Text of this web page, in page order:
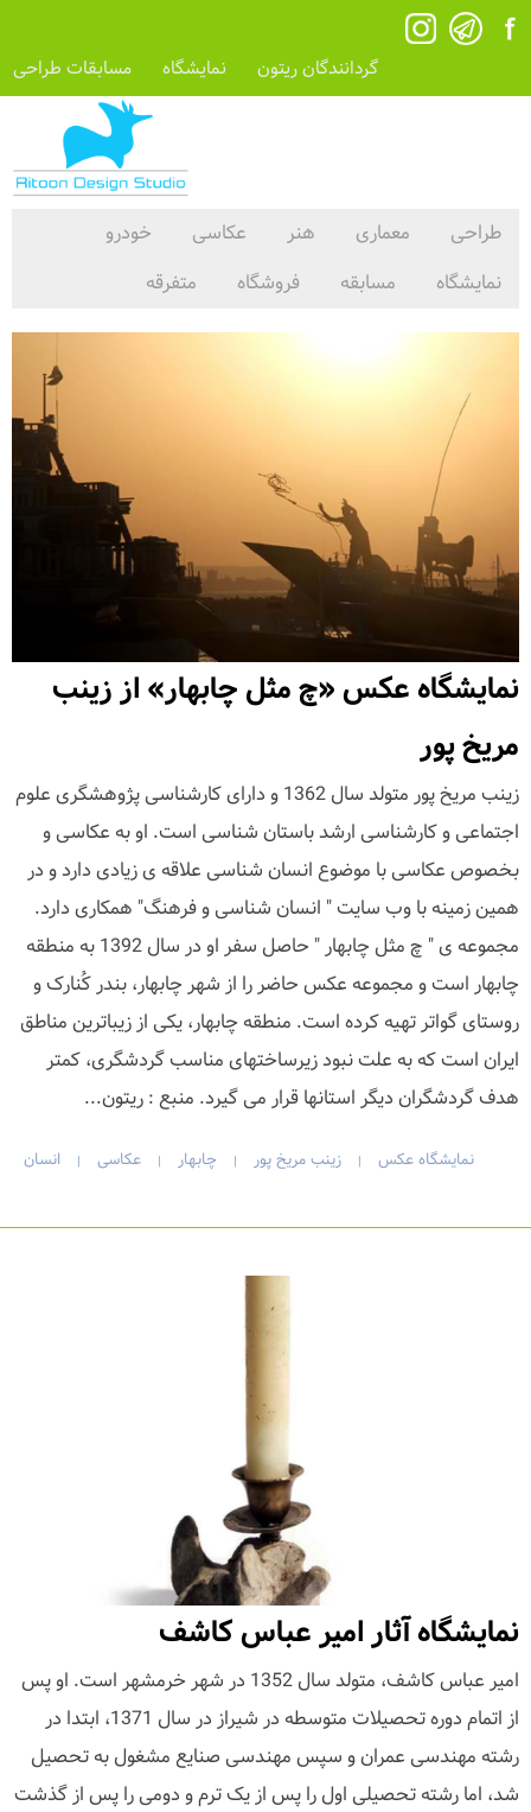
گردانندگان ریتون نمایشگاه مسابقات طراحی
طراحی معماری هنر عکاسی
خودرو
نمایشگاه
مسابقه فروشگاه متفرقه
نمایشگاه عکس «چ مثل چابهار» از زینب
مریخ پور
زینب مریخ پور متولد سال 1362 و دارای کارشناسی پژوهشگری علوم
اجتماعی و کارشناسی ارشد باستان شناسی است. او به عکاسی و
بخصوص عکاسی با موضوع انسان شناسی علاقه ی زیادی دارد و در
همین زمینه با وب سایت " انسان شناسی و فرهنگ" همکاری دارد.
مجموعه ی " چ مثل چابهار " حاصل سفر او در سال 1392 به منطقه
چابهار است و مجموعه عکس حاضر را از شهر چابهار، بندر کُنارک و
روستای گواتر تهیه کرده است. منطقه چابهار، یکی از زیباترین مناطق
ایران است که به علت نبود زیرساختهای مناسب گردشگری، کمتر
هدف گردشگران دیگر استانها قرار می گیرد. منبع : ریتون...
نمایشگاه عکس | زینب مریخ پور | چابهار | عکاسی | انسان
نمایشگاه آثار امیر عباس کاشف
امیر عباس کاشف، متولد سال 1352 در شهر خرمشهر است. او پس
از اتمام دوره تحصیلات متوسطه در شیراز در سال 1371، ابتدا در
رشته مهندسی عمران و سپس مهندسی صنایع مشغول به تحصیل
شد، اما رشته تحصیلی اول را پس از یک ترم و دومی را پس از گذشت